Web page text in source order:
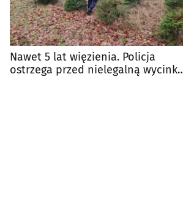
Nawet 5 lat więzienia. Policja
ostrzega przed nielegalną wycinką